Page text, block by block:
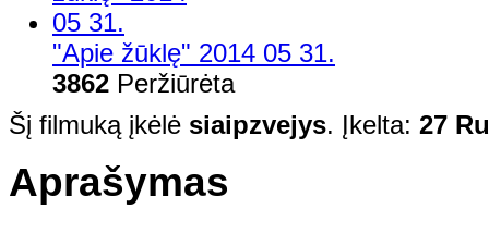
"Apie žūklę" 2014 05 31.
3862 Peržiūrėta
Šį filmuką įkėlė siaipzvejys. Įkelta: 27
Aprašymas